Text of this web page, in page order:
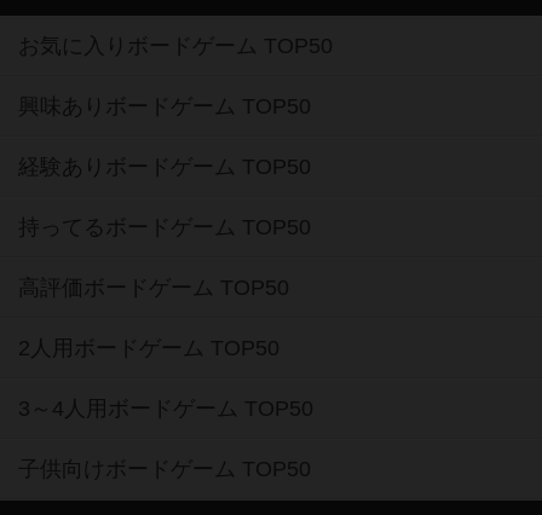
お気に入りボードゲーム TOP50
興味ありボードゲーム TOP50
経験ありボードゲーム TOP50
持ってるボードゲーム TOP50
高評価ボードゲーム TOP50
2人用ボードゲーム TOP50
3～4人用ボードゲーム TOP50
子供向けボードゲーム TOP50